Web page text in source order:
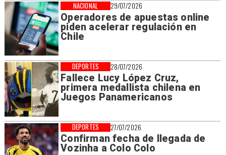
29/07/2026
Operadores de apuestas online
piden acelerar regulación en
Chile
NACIONAL
28/07/2026
Fallece Lucy López Cruz,
primera medallista chilena en
Juegos Panamericanos
DEPORTES
27/07/2026
Confirman fecha de llegada de
Vozinha a Colo Colo
DEPORTES